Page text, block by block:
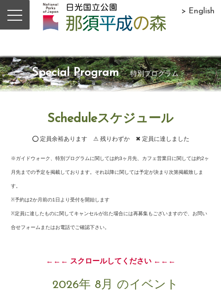
> English
Special Program 特別プログラム
Scheduleスケジュール
⭕ 定員余裕あります ⚠ 残りわずか ✖ 定員に達しました
※ガイドウォーク、特別プログラムに関しては約3ヶ月先、カフェ営業日に関しては約2ヶ
月先までの予定を掲載しております。それ以降に関しては予定が決まり次第掲載致しま
す。
※予約は2か月前の1日より受付を開始します
※定員に達したものに関してキャンセルが出た場合には再募集もございますので、お問い
合せフォームまたはお電話でご確認下さい。
←←← スクロールしてください ←←←
2026年 8月 のイベント